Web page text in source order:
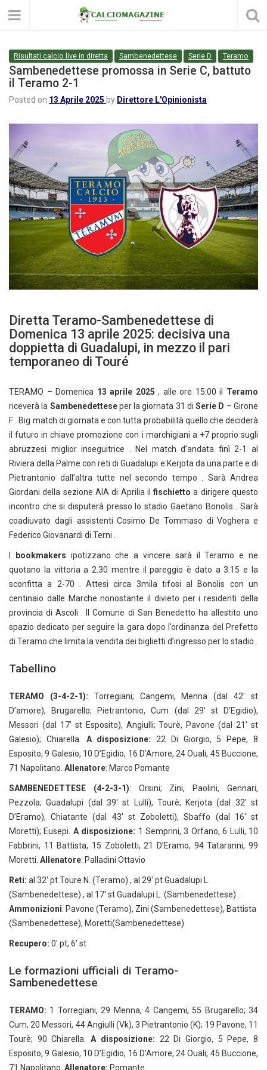
Risultati calcio live in diretta Sambenedettese Serie D Teramo
Sambenedettese promossa in Serie C, battuto
il Teramo 2-1
Posted on 13 Aprile 2025 by Direttore L'Opinionista
Diretta Teramo-Sambenedettese di
Domenica 13 aprile 2025: decisiva una
doppietta di Guadalupi, in mezzo il pari
temporaneo di Touré
TERAMO – Domenica 13 aprile 2025 , alle ore 15:00 il Teramo
riceverà la Sambenedetteseper la giornata 31 di Serie D – Girone
F . Big match di giornata e con tutta probabilità quello che deciderà
il futuro in chiave promozione con i marchigiani a +7 proprio sugli
abruzzesi miglior inseguitrice . Nel match d’andata finì 2-1 al
Riviera della Palme con reti di Guadalupi e Kerjota da una parte e di
Pietrantonio dall’altra tutte nel secondo tempo . Sarà Andrea
Giordani della sezione AIA di Aprilia ilfischietto a dirigere questo
incontro che si disputerà presso lo stadio Gaetano Bonolis . Sarà
coadiuvato dagli assistenti Cosimo De Tommaso di Voghera e
Federico Giovanardi di Terni .
bookmakers ipotizzano che a vincere sarà il Teramo e ne
quotano la vittoria a 2.30 mentre il pareggio è dato a 3.15 e la
sconfitta a 2-70 . Attesi circa 3mila tifosi al Bonolis con un
centinaio dalle Marche nonostante il divieto per i residenti della
provincia di Ascoli . Il Comune di San Benedetto ha allestito uno
spazio dedicato per seguire la gara dopo l’ordinanza del Prefetto
di Teramo che limita la vendita dei biglietti d’ingresso per lo stadio .
Tabellino
TERAMO (3-4-2-1): Torregiani; Cangemi, Menna (dal 42′ st
D’amore), Brugarello; Pietrantonio, Cum (dal 29′ st D’Egidio),
Messori (dal 17′ st Esposito), Angiulli; Tourè, Pavone (dal 21′ st
Galesio); Chiarella. A disposizione: 22 Di Giorgio, 5 Pepe, 8
Esposito, 9 Galesio, 10 D’Egidio, 16 D’Amore, 24 Ouali, 45 Buccione,
71 Napolitano. Allenatore: Marco Pomante
SAMBENEDETTESE (4-2-3-1): Orsini; Zini, Paolini, Gennari,
Pezzola; Guadalupi (dal 39′ st Lulli), Tourè; Kerjota (dal 32′ st
D’Eramo), Chiatante (dal 43′ st Zoboletti), Sbaffo (dal 16′ st
Moretti); Eusepi. A disposizione: 1 Semprini, 3 Orfano, 6 Lulli, 10
Fabbrini, 11 Battista, 15 Zoboletti, 21 D’Eramo, 94 Tataranni, 99
Moretti. Allenatore: Palladini Ottavio
Reti: al 32′ pt Toure N. (Teramo) , al 29′ pt Guadalupi L.
(Sambenedettese) , al 17′ st Guadalupi L. (Sambenedettese) .
Ammonizioni: Pavone (Teramo), Zini (Sambenedettese), Battista
(Sambenedettese), Moretti(Sambenedettese)
Recupero: 0′ pt, 6′ st
Le formazioni ufficiali di Teramo-
Sambenedettese
TERAMO: 1 Torregiani, 29 Menna, 4 Cangemi, 55 Brugarello; 34
Cum, 20 Messori, 44 Angiulli (Vk), 3 Pietrantonio (K); 19 Pavone, 11
Tourè; 90 Chiarella.A disposizione: 22 Di Giorgio, 5 Pepe, 8
Esposito, 9 Galesio, 10 D’Egidio, 16 D’Amore, 24 Ouali, 45 Buccione,
71 Napolitano. Allenatore: Pomante.